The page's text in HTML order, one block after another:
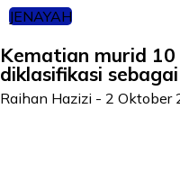
JENAYAH
Kematian murid
diklasifikasi
Raihan Hazizi - 2 Oktober